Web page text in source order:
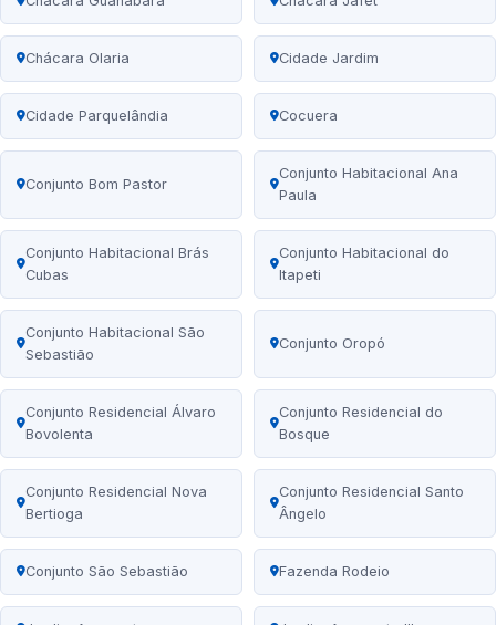
Chácara Olaria Cidade Jardim
Cidade Parquelândia Cocuera
Conjunto Bom Pastor
Conjunto Habitacional Ana
Paula
Conjunto Habitacional Brás
Cubas
Conjunto Habitacional do
Itapeti
Conjunto Habitacional São
Sebastião
Conjunto Oropó
Conjunto Residencial Álvaro
Bovolenta
Conjunto Residencial do
Bosque
Conjunto Residencial Nova
Bertioga
Conjunto Residencial Santo
Ângelo
Conjunto São Sebastião Fazenda Rodeio